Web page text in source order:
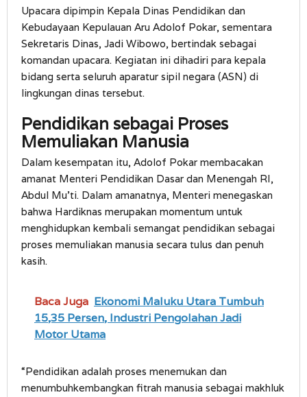
Upacara dipimpin Kepala Dinas Pendidikan dan
Kebudayaan Kepulauan Aru Adolof Pokar, sementara
Sekretaris Dinas, Jadi Wibowo, bertindak sebagai
komandan upacara. Kegiatan ini dihadiri para kepala
bidang serta seluruh aparatur sipil negara (ASN) di
lingkungan dinas tersebut.
Pendidikan sebagai Proses
Memuliakan Manusia
Dalam kesempatan itu, Adolof Pokar membacakan
amanat Menteri Pendidikan Dasar dan Menengah RI,
Abdul Mu’ti. Dalam amanatnya, Menteri menegaskan
bahwa Hardiknas merupakan momentum untuk
menghidupkan kembali semangat pendidikan sebagai
proses memuliakan manusia secara tulus dan penuh
kasih.
Baca Juga Ekonomi Maluku Utara Tumbuh
15,35 Persen, Industri Pengolahan Jadi
Motor Utama
“Pendidikan adalah proses menemukan dan
menumbuhkembangkan fitrah manusia sebagai makhluk